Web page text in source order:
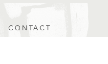
CONTACT